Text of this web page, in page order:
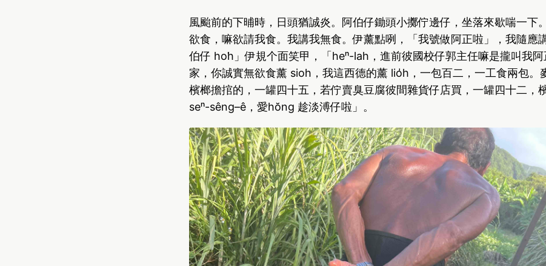
風颱前的下晡時，日頭猶誠炎。阿伯仔鋤頭小擲佇邊仔，坐落來歇喘一下
欲食，嘛欲請我食。我講我無食。伊薰點咧，「我號做阿正啦」，我隨應
伯仔 ho͘h」伊規个面笑甲，「heⁿ-lah，進前彼國校仔郭主任嘛是攏叫我
家，你誠實無欲食薰 sioh，我這西德的薰 lio̍h，一包百二，一工食兩包。
檳榔擔捾的，一罐四十五，若佇賣臭豆腐彼間雜貨仔店買，一罐四十二，
seⁿ-sêng–ê，愛hŏng 趁淡溥仔啦」。